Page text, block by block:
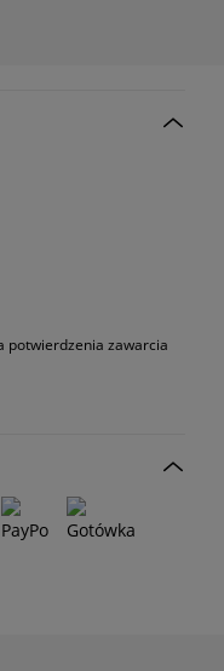
potwierdzenia zawarcia